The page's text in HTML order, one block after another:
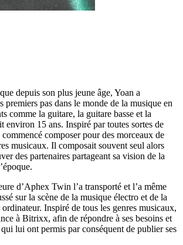
depuis son plus jeune âge, Yoan a
premiers pas dans le monde de la musique en
comme la guitare, la guitare basse et la
environ 15 ans. Inspiré par toutes sortes de
composer pour des morceaux de
musicaux. Il composait souvent seul alors
des partenaires partageant sa vision de la
d’Aphex Twin l’a transporté et l’a même
sur la scène de la musique électro et de la
ordinateur. Inspiré de tous les genres musicaux,
à Bitrixx, afin de répondre à ses besoins et
lui ont permis par conséquent de publier ses